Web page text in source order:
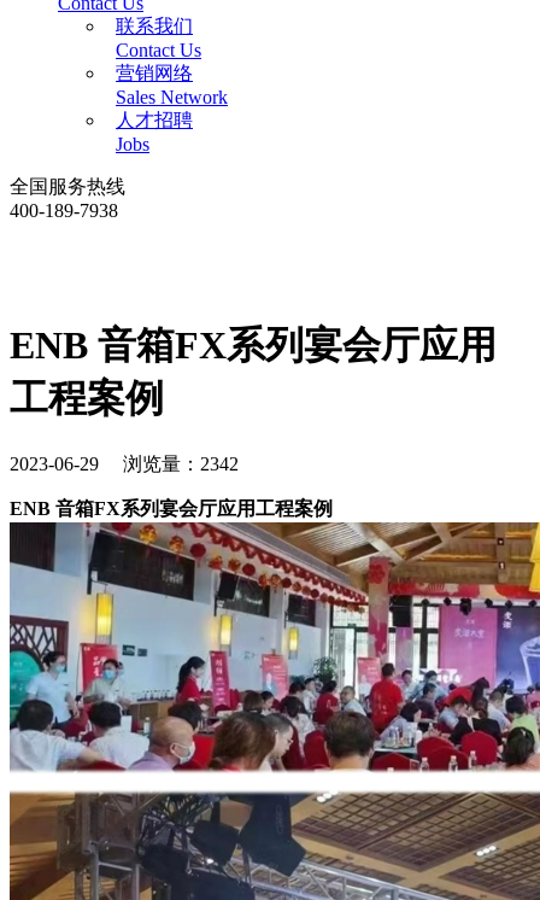
联系我们
Contact Us
营销网络
Sales Network
人才招聘
Jobs
全国服务热线
400-189-7938
ENB 音箱FX系列宴会厅应用
工程案例
2023-06-29 浏览量：2342
ENB 音箱FX系列宴会厅应用工程案例